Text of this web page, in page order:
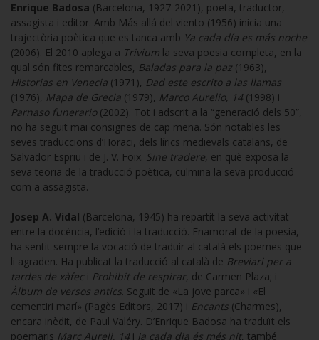
Enrique Badosa (Barcelona, 1927-2021), poeta, traductor,
assagista i editor. Amb Más allá del viento (1956) inicia una
trajectòria poètica que es tanca amb Ya cada día es más noche
(2006). El 2010 aplega a Trivium la seva poesia completa, en la
qual són fites remarcables, Baladas para la paz (1963),
Historias en Venecia (1971), Dad este escrito a las llamas
(1976), Mapa de Grecia (1979), Marco Aurelio, 14 (1998) i
Parnaso funerario(2002). Tot i adscrit a la “generació dels 50”,
no ha seguit mai consignes de cap mena. Són notables les
seves traduccions d’Horaci, dels lírics medievals catalans, de
Salvador Espriu i de J. V. Foix. Sine tradere, en què exposa la
seva teoria de la traducció poètica, culmina la seva producció
com a assagista.
Josep A. Vidal (Barcelona, 1945) ha repartit la seva activitat
entre la docència, l’edició i la traducció. Enamorat de la poesia,
ha sentit sempre la vocació de traduir al català els poemes que
li agraden. Ha publicat la traducció al català de Breviari per a
tardes de xàfec i Prohibit de respirar, de Carmen Plaza; i
Àlbum de versos antics. Seguit de «La jove parca» i «El
cementiri marí» (Pagès Editors, 2017) i Encants (Charmes),
encara inèdit, de Paul Valéry. D’Enrique Badosa ha traduït els
poemaris Marc Aureli, 14 i Ja cada dia és més nit, també